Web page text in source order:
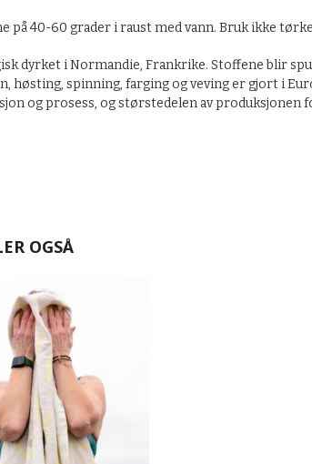
på 40-60 grader i raust med vann. Bruk ikke
dyrket i Normandie, Frankrike. Stoffene blir
høsting, spinning, farging og veving er gjort i
og prosess, og størstedelen av produksjonen
OGSÅ